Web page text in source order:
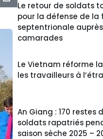
Le retour de soldats
pour la défense de la
septentrionale
camarades
Le Vietnam réforme
les travailleurs à
An Giang : 170 restes
soldats rapatriés
saison sèche 2025 –